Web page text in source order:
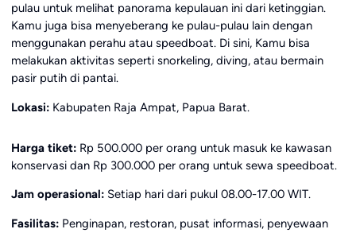
pulau untuk melihat panorama kepulauan ini dari ketinggian.
Kamu juga bisa menyeberang ke pulau-pulau lain dengan
menggunakan perahu atau speedboat. Di sini, Kamu bisa
melakukan aktivitas seperti snorkeling, diving, atau bermain
pasir putih di pantai.
Lokasi:Kabupaten Raja Ampat, Papua Barat.
Harga tiket:Rp 500.000 per orang untuk masuk ke kawasan
konservasi dan Rp 300.000 per orang untuk sewa speedboat.
Jam operasional:Setiap hari dari pukul 08.00-17.00 WIT.
Fasilitas:Penginapan, restoran, pusat informasi, penyewaan